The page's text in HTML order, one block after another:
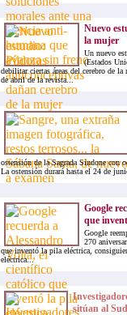
Nuevo
la mujer
Un nuevo
(Estados
debilitar ciertas áreas del cerebro de
de abril de la revista...
ostensión de la Sagrada Sindone con
La ostensión durará hasta el 24 de
Google
que
Google
270
que inventó la pila eléctrica,
eléctrica...
sitúan al